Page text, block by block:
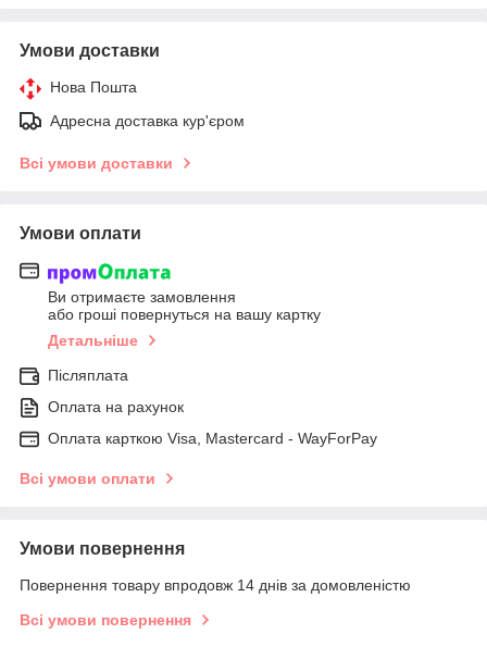
Умови доставки
Нова Пошта
Адресна доставка кур'єром
Всі умови доставки
Умови оплати
Ви отримаєте замовлення
або гроші повернуться на вашу картку
Детальніше
Післяплата
Оплата на рахунок
Оплата карткою Visa, Mastercard - WayForPay
Всі умови оплати
Умови повернення
Повернення товару впродовж 14 днів за домовленістю
Всі умови повернення